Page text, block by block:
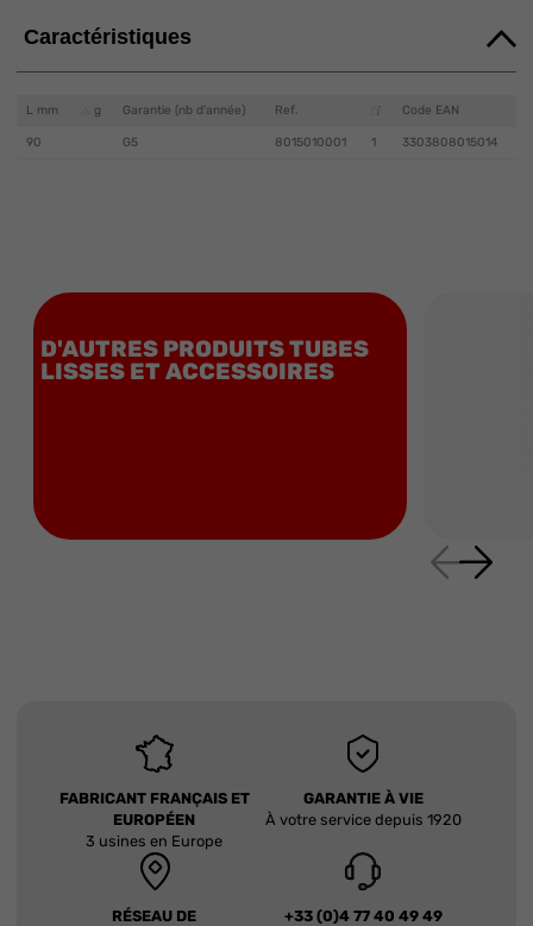
Caractéristiques
L mm g Garantie (nb d'année) Ref. Code EAN
90 G5 8015010001 1 3303808015014
D'AUTRES PRODUITS TUBES
LISSES ET ACCESSOIRES
FABRICANT FRANÇAIS ET
EUROPÉEN
3 usines en Europe
GARANTIE À VIE
À votre service depuis 1920
RÉSEAU DE
+33 (0)4 77 40 49 49